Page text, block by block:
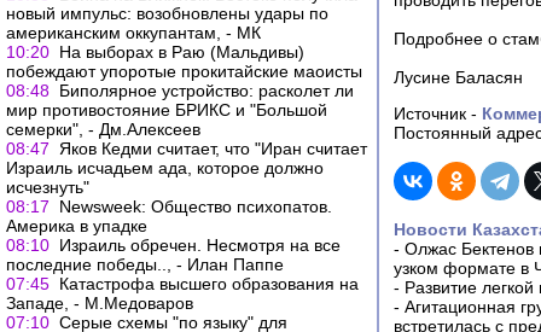
новый импульс: возобновлены удары по
американским оккупантам, - МК
10:20 На выборах в Раю (Мальдивы)
побеждают упоротые прокитайские маоисты
08:48 Биполярное устройство: расколет ли
мир противостояние БРИКС и "Большой
семерки", - Дм.Алексеев
08:47
Яков Кедми считает, что "Иран считает
Израиль исчадьем ада, которое должно
исчезнуть"
08:17
Newsweek: Общество психопатов.
Америка в упадке
08:10 Израиль обречен. Несмотря на все
последние победы.., - Илан Паппе
07:45 Катастрофа высшего образования на
Западе, - М.Медоваров
07:10 Серые схемы "по языку" для
Подробнее о
Лусине Баласян
Источник -
Постоянный
Новости
- Олжас Бектенов
узком формате в
- Развитие
- Агитационная
встретилась с